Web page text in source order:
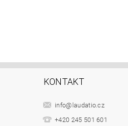
KONTAKT
info@ laudatio.cz
+420 245 501 601